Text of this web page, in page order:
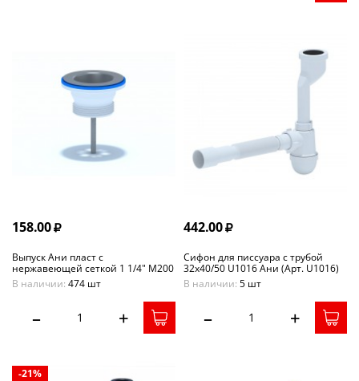
158.00
Выпуск Ани пласт с
нержавеющей сеткой 1 1/4" М200
В наличии: 474 шт
– +
442.00
Сифон для писсуара с трубой
32х40/50 U1016 Ани (Арт. U1016)
В наличии: 5 шт
– +
-21%